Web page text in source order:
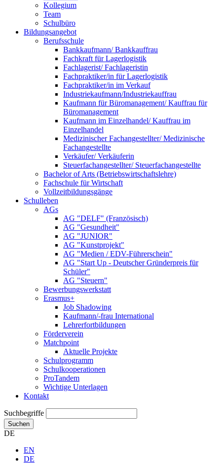
Kollegium
Team
Schulbüro
Bildungsangebot
Berufsschule
Bankkaufmann/ Bankkauffrau
Fachkraft für Lagerlogistik
Fachlagerist/ Fachlageristin
Fachpraktiker/in für Lagerlogistik
Fachpraktiker/in im Verkauf
Industriekaufmann/Industriekauffrau
Kaufmann für Büromanagement/ Kauffrau für
Büromanagement
Kaufmann im Einzelhandel/ Kauffrau im
Einzelhandel
Medizinischer Fachangestellter/ Medizinische
Fachangestellte
Verkäufer/ Verkäuferin
Steuerfachangestellter/ Steuerfachangestellte
Bachelor of Arts (Betriebswirtschaftslehre)
Fachschule für Wirtschaft
Vollzeitbildungsgänge
Schulleben
AGs
AG "DELF" (Französisch)
AG "Gesundheit"
AG "JUNIOR"
AG "Kunstprojekt"
AG "Medien / EDV-Führerschein"
AG "Start Up - Deutscher Gründerpreis für
Schüler"
AG "Steuern"
Bewerbungswerkstatt
Erasmus+
Job Shadowing
Kaufmann/-frau International
Lehrerfortbildungen
Förderverein
Matchpoint
Aktuelle Projekte
Schulprogramm
Schulkooperationen
ProTandem
Wichtige Unterlagen
Kontakt
Suchbegriffe
Suchen
DE
EN
DE